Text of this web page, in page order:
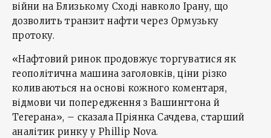
війни на Близькому Сході навколо Ірану, що
дозволить транзит нафти через Ормузьку
протоку.
«Нафтовий ринок продовжує торгуватися як
геополітична машина заголовків, ціни різко
коливаються на основі кожного коментаря,
відмови чи попередження з Вашингтона й
Тегерана», – сказала Пріянка Сачдева, старший
аналітик ринку у Phillip Nova.